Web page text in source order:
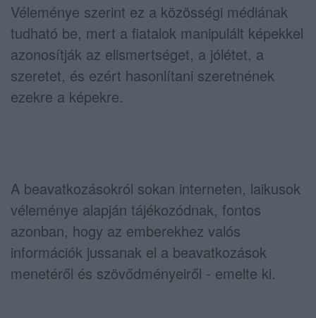
Véleménye szerint ez a közösségi médiának
tudható be, mert a fiatalok manipulált képekkel
azonosítják az elismertséget, a jólétet, a
szeretet, és ezért hasonlítani szeretnének
ezekre a képekre.
A beavatkozásokról sokan interneten, laikusok
véleménye alapján tájékozódnak, fontos
azonban, hogy az emberekhez valós
információk jussanak el a beavatkozások
menetéről és szövődményeiről - emelte ki.